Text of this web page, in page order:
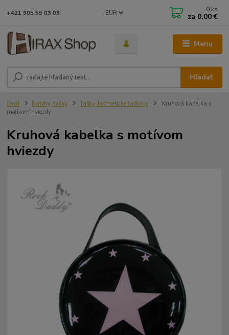
Menu
EUR
Hľadať
+421 905 55 03 03 0 ks
za 0,00 €
Úvod Batohy, tašky Tašky, kozmetické taštičky
Kruhová kabelka s
motívom hviezdy
Kruhová kabelka s motívom
hviezdy